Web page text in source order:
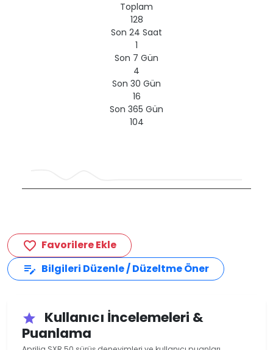
Toplam
128
Son 24 Saat
1
Son 7 Gün
4
Son 30 Gün
16
Son 365 Gün
104
favorite_border Favorilere Ekle
edit_note Bilgileri Düzenle / Düzeltme Öner
star
Kullanıcı İncelemeleri &
Puanlama